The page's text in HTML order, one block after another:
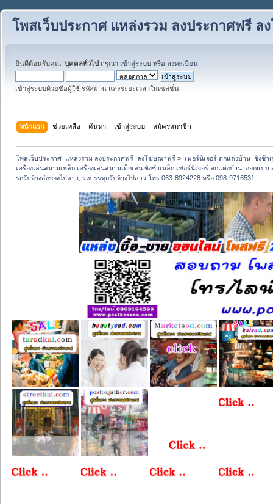
โพสเว็บประกาศ แหล่งรวม ลงประกาศฟรี
ยินดีต้อนรับคุณ, บุคคลทั่วไป กรุณา เข้าสู่ระบบ หรือ ลงทะเบียน
เข้าสู่ระบบด้วยชื่อผู้ใช้ รหัสผ่าน และระยะเวลาในเซสชั่น
หน้าแรก ช่วยเหลือ ค้นหา เข้าสู่ระบบ สมัครสมาชิก
โพสเว็บประกาศ  แหล่งรวม ลงประกาศฟรี  ลงโฆษณาฟรี » เฟอร์นิเจอร์ ตกแต่งบ้าน  ชิงช้า
เครื่องเล่นสนามเหล็ก เครื่องเล่นสนามเด็กเล่น ชิงช้าเหล็ก เฟอร์นิเจอร์ ตกแต่งบ้าน  ออกแบ
รถรับจ้างส่งของไปลาว, รถบรรทุกรับจ้างไปลาว โทร 063-8924228 หรือ 098-9716531.